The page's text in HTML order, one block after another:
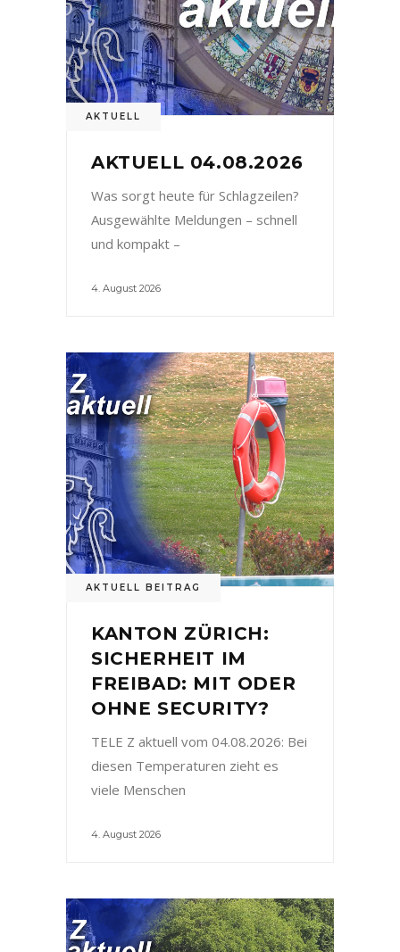
AKTUELL
AKTUELL 04.08.2026
Was sorgt heute für Schlagzeilen?
Ausgewählte Meldungen – schnell
und kompakt –
4. August 2026
AKTUELL BEITRAG
KANTON ZÜRICH:
SICHERHEIT IM
FREIBAD: MIT ODER
OHNE SECURITY?
TELE Z aktuell vom 04.08.2026: Bei
diesen Temperaturen zieht es
viele Menschen
4. August 2026